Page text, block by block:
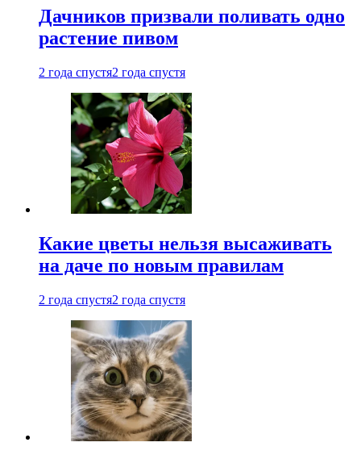
Дачников призвали поливать одно
растение пивом
2 года спустя2 года спустя
Какие цветы нельзя высаживать
на даче по новым правилам
2 года спустя2 года спустя